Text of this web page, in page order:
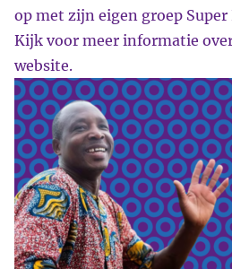
op met zijn eigen groep Super
Kijk voor meer informatie
website.